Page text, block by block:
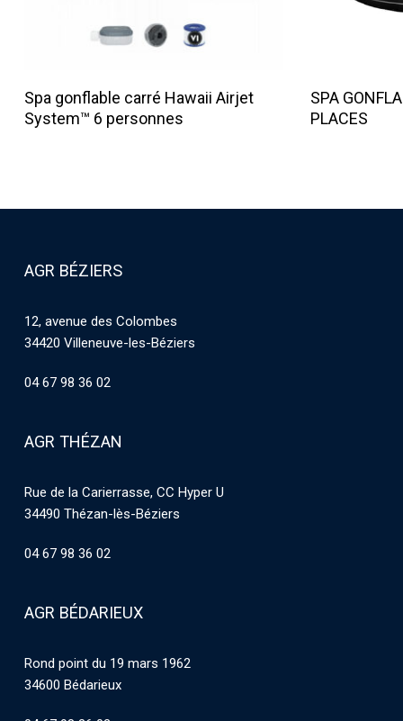
Lire La Suite
Spa gonflable carré Hawaii Airjet
System™ 6 personnes
SPA
PLACES
AGR BÉZIERS
12, avenue des Colombes
34420 Villeneuve-les-Béziers
04 67 98 36 02
AGR THÉZAN
Rue de la Carierrasse, CC Hyper U
34490 Thézan-lès-Béziers
04 67 98 36 02
AGR BÉDARIEUX
Rond point du 19 mars 1962
34600 Bédarieux